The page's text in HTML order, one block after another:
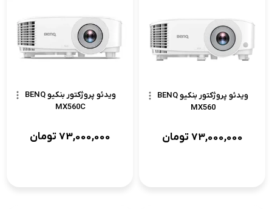
ویدئو پروژکتور بنکیو BENQ
MX560
73,000,000تومان
ویدئو پروژکتور بنکیو BENQ
MX560C
73,000,000تومان